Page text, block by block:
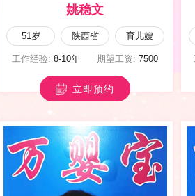
赵爱红
33岁 甘肃省 育婴嫂
工作经验:3-5年 期望工资: 7000
立即预约